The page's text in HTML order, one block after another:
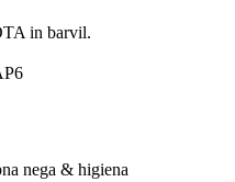
in barvil.
nega & higiena